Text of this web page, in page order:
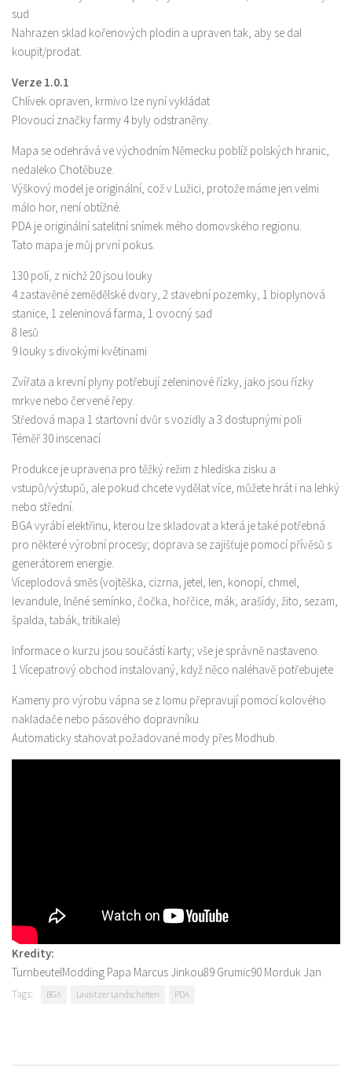
sud
Nahrazen sklad kořenových plodin a upraven tak, aby se dal
koupit/prodat.
Verze 1.0.1
Chlívek opraven, krmivo lze nyní vykládat
Plovoucí značky farmy 4 byly odstraněny.
Mapa se odehrává ve východním Německu poblíž polských hranic,
nedaleko Chotěbuze.
Výškový model je originální, což v Lužici, protože máme jen velmi
málo hor, není obtížné.
PDA je originální satelitní snímek mého domovského regionu.
Tato mapa je můj první pokus.
130 polí, z nichž 20 jsou louky
4 zastavěné zemědělské dvory, 2 stavební pozemky, 1 bioplynová
stanice, 1 zeleninová farma, 1 ovocný sad
8 lesů
9 louky s divokými květinami
Zvířata a krevní plyny potřebují zeleninové řízky, jako jsou řízky
mrkve nebo červené řepy.
Středová mapa 1 startovní dvůr s vozidly a 3 dostupnými poli
Téměř 30 inscenací
Produkce je upravena pro těžký režim z hlediska zisku a
vstupů/výstupů, ale pokud chcete vydělat více, můžete hrát i na lehký
nebo střední.
BGA vyrábí elektřinu, kterou lze skladovat a která je také potřebná
pro některé výrobní procesy; doprava se zajišťuje pomocí přívěsů s
generátorem energie.
Víceplodová směs (vojtěška, cizrna, jetel, len, konopí, chmel,
levandule, lněné semínko, čočka, hořčice, mák, arašídy, žito, sezam,
špalda, tabák, tritikale)
Informace o kurzu jsou součástí karty; vše je správně nastaveno.
1 Vícepatrový obchod instalovaný, když něco naléhavě potřebujete
Kameny pro výrobu vápna se z lomu přepravují pomocí kolového
nakladače nebo pásového dopravníku.
Automaticky stahovat požadované mody přes Modhub.
Kredity:
TurnbeutelModding Papa Marcus Jinkou89 Grumic90 Morduk Jan
Tags: BGA Lausitzer Landschaften PDA